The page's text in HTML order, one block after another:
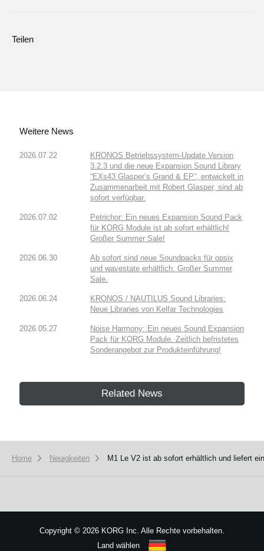
Teilen
Weitere News
2026.07.22
KRONOS Betriebssystem-Update Version
3.2.3 und die neue Expansion Sound Library
“EXs43 Glasper’s Grand & EP”, entwickelt in
Zusammenarbeit mit Robert Glasper, sind ab
sofort verfügbar.
2026.07.02
Petrichor: Ein neues Expansion Sound Pack
für KORG Module ist ab sofort erhältlich!
Großer Summer Sale!
2026.06.30
Ab sofort sind neue Soundpacks für opsix
und wavestate erhältlich. Großer Summer
Sale.
2026.06.24
KRONOS / NAUTILUS Sound Libraries:
Neue Libraries von Kelfar Technologies
2026.05.27
Noise Harmony: Ein neues Sound Expansion
Pack für KORG Module. Zeitlich befristetes
Sonderangebot zur Produkteinführung!
Related News
Home Neuigkeiten M1 Le V2 ist ab sofort erhältlich und liefert
Copyright © 2026 KORG Inc. Alle Rechte vorbehalten.
Land wählen